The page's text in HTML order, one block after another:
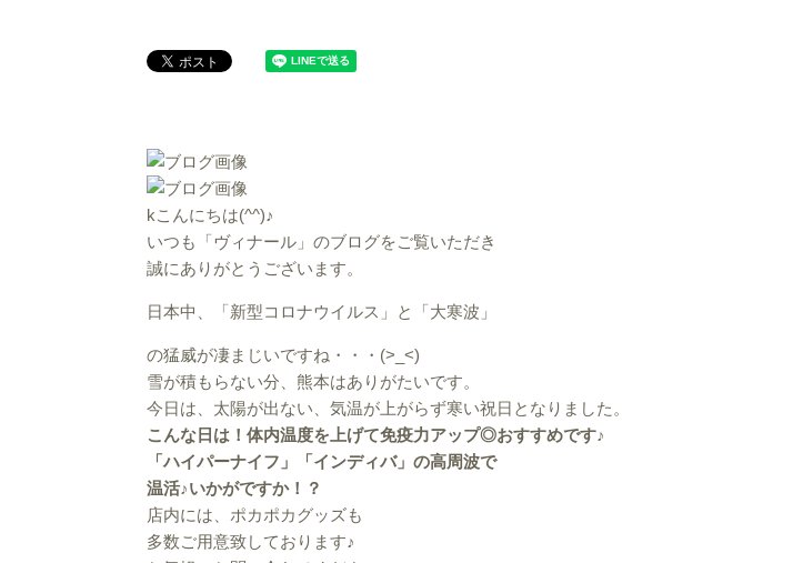
kこんにちは(^^)♪
いつも「ヴィナール」のブログをご覧いただき
誠にありがとうございます。
日本中、「新型コロナウイルス」と「大寒波」
の猛威が凄まじいですね・・・(>_<)
雪が積もらない分、熊本はありがたいです。
今日は、太陽が出ない、気温が上がらず寒い祝日となりました。
こんな日は！体内温度を上げて免疫力アップ◎おすすめです♪
「ハイパーナイフ」「インディバ」の高周波で
温活♪いかがですか！？
店内には、ポカポカグッズも
多数ご用意致しております♪